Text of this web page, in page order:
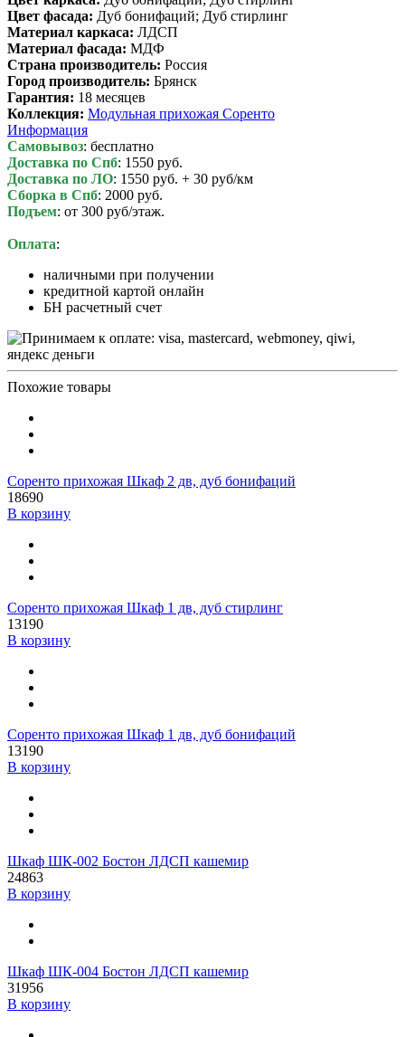
Цвет фасада: Дуб бонифаций; Дуб стирлинг
Материал каркаса: ЛДСП
Материал фасада: МДФ
Cтрана производитель: Россия
Город производитель: Брянск
Гарантия: 18 месяцев
Коллекция: Модульная прихожая Соренто
Информация
Самовывоз: бесплатно
Доставка по Спб: 1550 руб.
Доставка по ЛО: 1550 руб. + 30 руб/км
Сборка в Спб: 2000 руб.
Подъем: от 300 руб/этаж.
Оплата:
наличными при получении
кредитной картой онлайн
БН расчетный счет
Похожие товары
Соренто прихожая Шкаф 2 дв, дуб бонифаций
18690
В корзину
Соренто прихожая Шкаф 1 дв, дуб стирлинг
13190
В корзину
Соренто прихожая Шкаф 1 дв, дуб бонифаций
13190
В корзину
Шкаф ШК-002 Бостон ЛДСП кашемир
24863
В корзину
Шкаф ШК-004 Бостон ЛДСП кашемир
31956
В корзину